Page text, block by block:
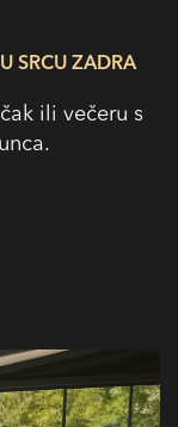
SRCU ZADRA
ili večeru s